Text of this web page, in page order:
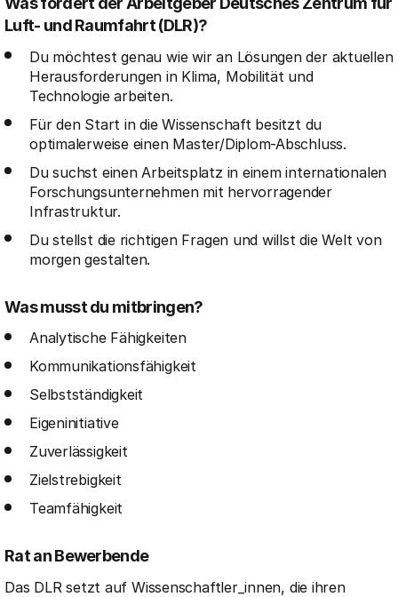
Luft- und Raumfahrt (DLR)?
Du möchtest genau wie wir an Lösungen der aktuellen
Herausforderungen in Klima, Mobilität und
Technologie arbeiten.
Für den Start in die Wissenschaft besitzt du
optimalerweise einen Master/Diplom-Abschluss.
Du suchst einen Arbeitsplatz in einem internationalen
Forschungsunternehmen mit hervorragender
Infrastruktur.
Du stellst die richtigen Fragen und willst die Welt von
morgen gestalten.
Was musst du mitbringen?
Analytische Fähigkeiten
Kommunikationsfähigkeit
Selbstständigkeit
Eigeninitiative
Zuverlässigkeit
Zielstrebigkeit
Teamfähigkeit
Rat an Bewerbende
Das DLR setzt auf Wissenschaftler_innen, die ihren